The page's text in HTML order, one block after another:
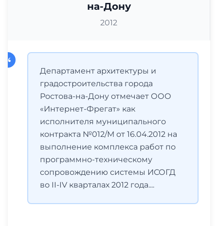
на-Дону
2012
Департамент архитектуры и
градостроительства города
Ростова-на-Дону отмечает ООО
«Интернет-Фрегат» как
исполнителя муниципального
контракта №012/М от 16.04.2012 на
выполнение комплекса работ по
программно-техническому
сопровождению системы ИСОГД
во II-IV кварталах 2012 года....